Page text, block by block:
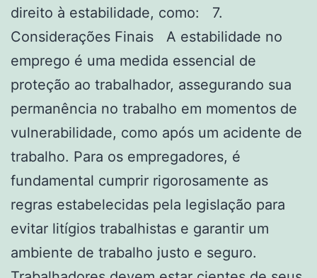
direito à estabilidade, como: 7.
Considerações Finais A estabilidade no
emprego é uma medida essencial de
proteção ao trabalhador, assegurando sua
permanência no trabalho em momentos de
vulnerabilidade, como após um acidente de
trabalho. Para os empregadores, é
fundamental cumprir rigorosamente as
regras estabelecidas pela legislação para
evitar litígios trabalhistas e garantir um
ambiente de trabalho justo e seguro.